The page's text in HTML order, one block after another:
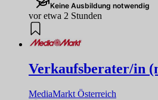
Keine Ausbildung notwendig
vor etwa 2 Stunden
Verkaufsberater/in
MediaMarkt Österreich